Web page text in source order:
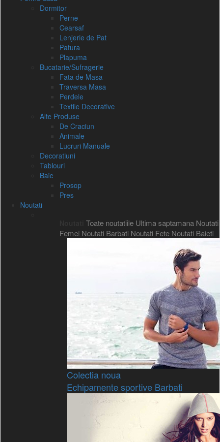
Dormitor
Perne
Cearsaf
Lenjerie de Pat
Patura
Plapuma
Bucatarie/Sufragerie
Fata de Masa
Traversa Masa
Perdele
Textile Decorative
Alte Produse
De Craciun
Animale
Lucruri Manuale
Decoratiuni
Tablouri
Baie
Prosop
Pres
Noutati
Toate noutatiile Ultima saptamana Noutati
Femei Noutati Barbati Noutati Fete Noutati Baieti
Colectia noua
Echipamente sportive Barbati